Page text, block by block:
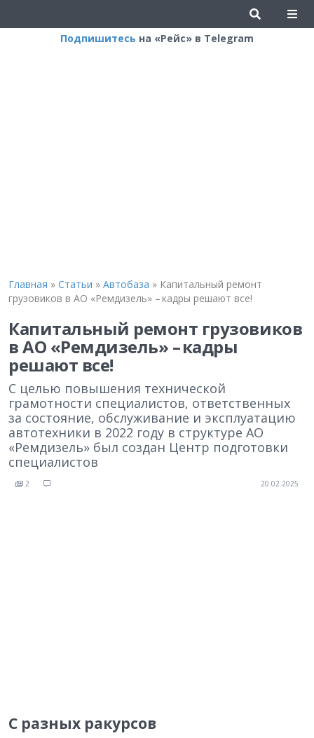
Подпишитесь на «Рейс» в Telegram
Главная » Статьи » Автобаза » Капитальный ремонт
грузовиков в АО «Ремдизель» – кадры решают все!
Капитальный ремонт грузовиков
в АО «Ремдизель» – кадры
решают все!
С целью повышения технической
грамотности специалистов, ответственных
за состояние, обслуживание и эксплуатацию
автотехники в 2022 году в структуре АО
«Ремдизель» был создан Центр подготовки
специалистов
2 20.02.2025
С разных ракурсов